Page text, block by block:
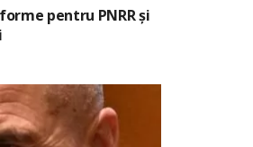
pentru PNRR și